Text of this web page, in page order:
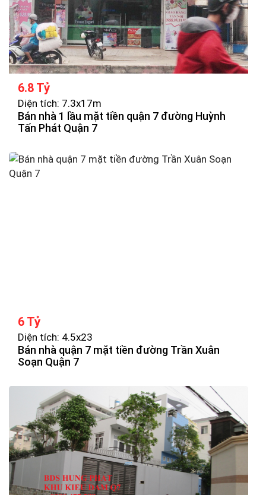
6.8 Tỷ
Diện tích: 7.3x17m
Bán nhà 1 lầu mặt tiền quận 7 đường Huỳnh
Tấn Phát Quận 7
6 Tỷ
Diện tích: 4.5x23
Bán nhà quận 7 mặt tiền đường Trần Xuân
Soạn Quận 7